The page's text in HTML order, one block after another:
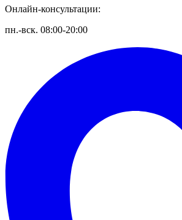
Онлайн-консультации:
пн.-вск. 08:00-20:00